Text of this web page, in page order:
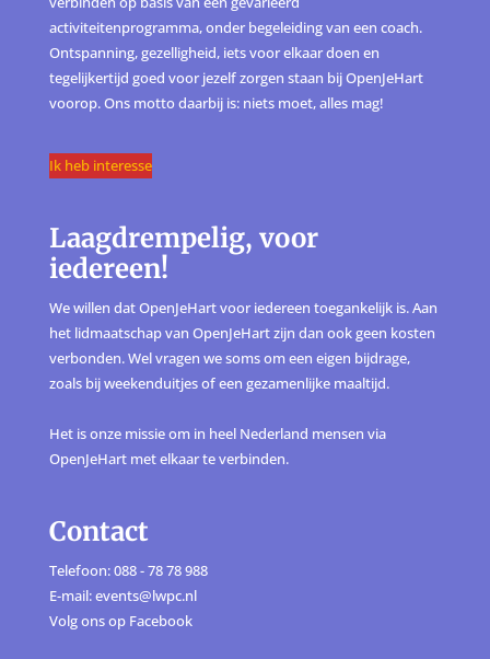
activiteitenprogramma, onder begeleiding van een coach.
Ontspanning, gezelligheid, iets voor elkaar doen en
tegelijkertijd goed voor jezelf zorgen staan bij OpenJeHart
voorop. Ons motto daarbij is: niets moet, alles mag!
Ik heb interesse
Laagdrempelig, voor
iedereen!
We willen dat OpenJeHart voor iedereen toegankelijk is. Aan
het lidmaatschap van OpenJeHart zijn dan ook geen kosten
verbonden. Wel vragen we soms om een eigen bijdrage,
zoals bij weekenduitjes of een gezamenlijke maaltijd.
Het is onze missie om in heel Nederland mensen via
OpenJeHart met elkaar te verbinden.
Contact
Telefoon: 088 - 78 78 988
E-mail: events@lwpc.nl
Volg ons op Facebook